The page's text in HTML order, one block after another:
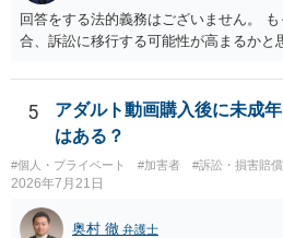
回答をする法的義務はございません。
合、訴訟に移行する可能性が高まるかと
5
アダルト動画購入後に未成
はある？
#個人・プライベート #加害者 #訴訟・損害賠
2026年7月21日
奥村 徹 弁護士